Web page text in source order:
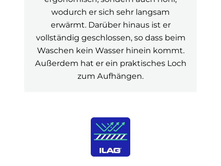
wodurch er sich sehr langsam
erwärmt. Darüber hinaus ist er
vollständig geschlossen, so dass beim
Waschen kein Wasser hinein kommt.
Außerdem hat er ein praktisches Loch
zum Aufhängen.